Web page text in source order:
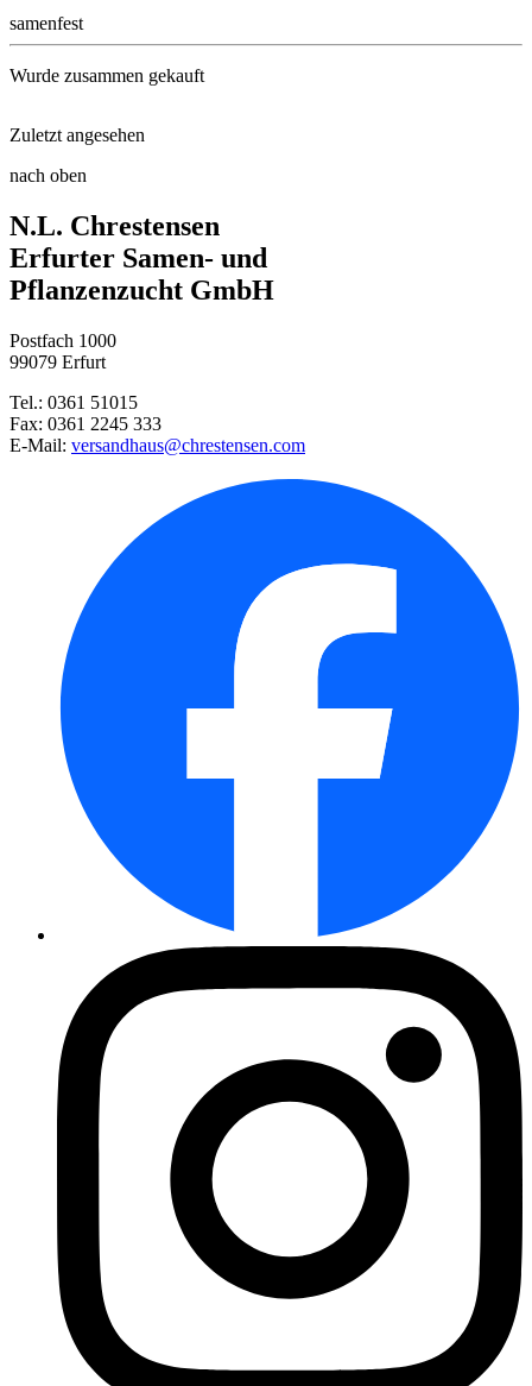
samenfest
Wurde zusammen gekauft
Steingarten-Mischung
Kleopatranadel / Lilienschweif ...
Jungfer im Grünen Mischung
Roter Sonnenhut
Roter Sonnenhut
Schafgarbe Paprika
Wilde Kornblume
Zuletzt angesehen
Silberdistel
nach oben
N.L. Chrestensen
Erfurter Samen- und
Pflanzenzucht GmbH
Postfach 1000
99079 Erfurt
Tel.: 0361 51015
Fax: 0361 2245 333
E-Mail: versandhaus@chrestensen.com